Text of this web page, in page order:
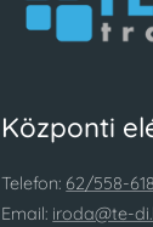
Központi
Telefon: 62/558-618
Email: iroda@te-